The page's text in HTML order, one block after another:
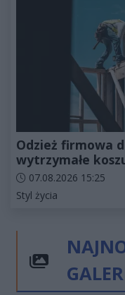
Odzież firmowa
wytrzymałe
Data dodania artykułu:
07.08.2026 15:25
Kategorie artykułu:
Styl życia